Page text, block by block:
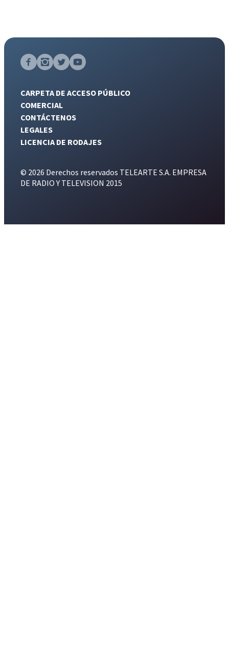
CARPETA DE ACCESO PÚBLICO
COMERCIAL
CONTÁCTENOS
LEGALES
LICENCIA DE RODAJES
© 2026 Derechos reservados TELEARTE S.A. EMPRESA
DE RADIO Y TELEVISION 2015